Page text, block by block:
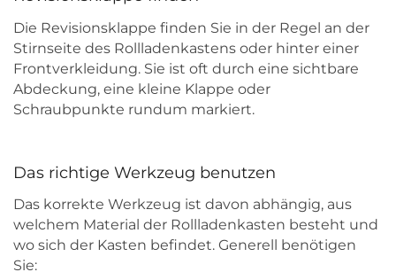
Die Revisionsklappe finden Sie in der Regel an der
Stirnseite des Rollladenkastens oder hinter einer
Frontverkleidung. Sie ist oft durch eine sichtbare
Abdeckung, eine kleine Klappe oder
Schraubpunkte rundum markiert.
Das richtige Werkzeug benutzen
Das korrekte Werkzeug ist davon abhängig, aus
welchem Material der Rollladenkasten besteht und
wo sich der Kasten befindet. Generell benötigen
Sie: